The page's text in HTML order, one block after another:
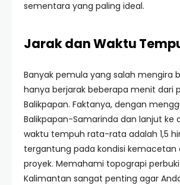
sementara yang paling ideal.
Jarak dan Waktu
Banyak pemula yang salah mengira
hanya berjarak beberapa menit dari
Balikpapan. Faktanya, dengan
Balikpapan-Samarinda dan lanjut ke
waktu tempuh rata-rata adalah 1,5
tergantung pada kondisi
proyek. Memahami topograpi
Kalimantan sangat penting agar